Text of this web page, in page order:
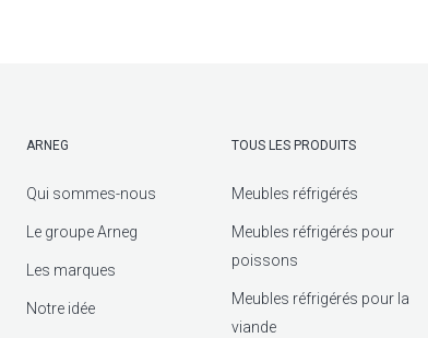
ARNEG
Qui sommes-nous
Le groupe Arneg
Les marques
Notre idée
TOUS LES PRODUITS
Meubles réfrigérés
Meubles réfrigérés pour
poissons
Meubles réfrigérés pour la
viande